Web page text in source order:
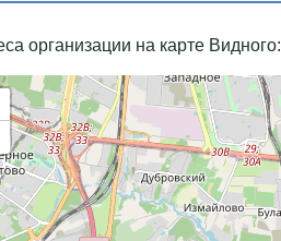
организации на карте Видного: